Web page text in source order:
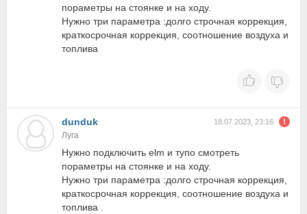
пораметры на стоянке и на ходу.
Нужно три параметра :долго строчная коррекция,
краткосрочная коррекция, соотношение воздуха и
топлива
dunduk 18.07.2023, 23:16
Луга
Нужно подключить elm и тупо смотреть
пораметры на стоянке и на ходу.
Нужно три параметра :долго строчная коррекция,
краткосрочная коррекция, соотношение воздуха и
топлива .